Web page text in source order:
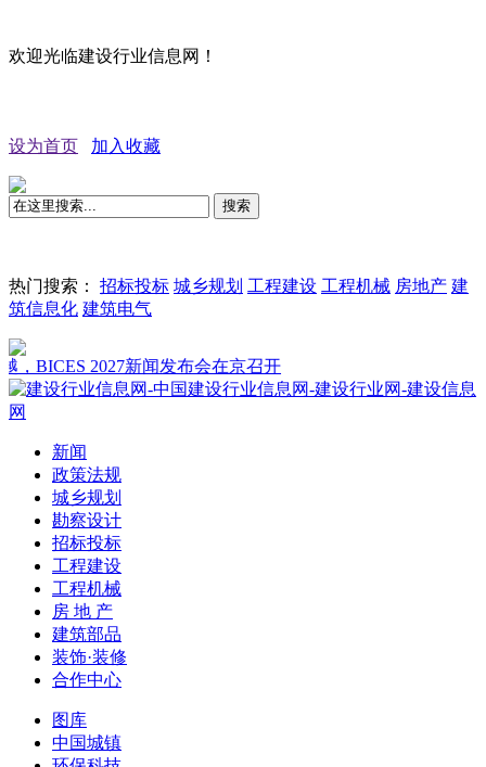
欢迎光临建设行业信息网！
设为首页 加入收藏
搜索
热门搜索： 招标投标 城乡规划 工程建设 工程机械 房地产 建
筑信息化 建筑电气
2027新闻发布会在京召开
新闻
政策法规
城乡规划
勘察设计
招标投标
工程建设
工程机械
房 地 产
建筑部品
装饰·装修
合作中心
图库
中国城镇